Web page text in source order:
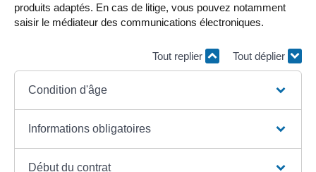
produits adaptés. En cas de litige, vous pouvez notamment
saisir le médiateur des communications électroniques.
Tout replier Tout déplier
Condition d'âge
Informations obligatoires
Début du contrat